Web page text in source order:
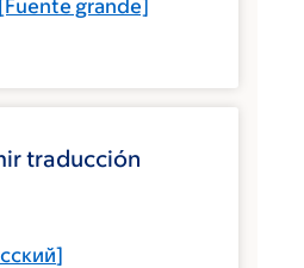
[Fuente grande]
traducción
]